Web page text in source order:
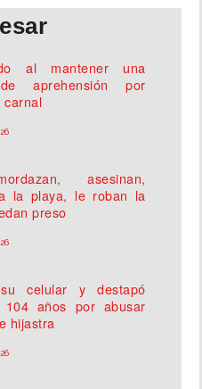
al mantener una
aprehensión por
carnal
asesinan,
la playa, le roban la
preso
celular y destapó
104 años por abusar
hijastra